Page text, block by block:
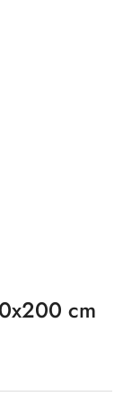
cm